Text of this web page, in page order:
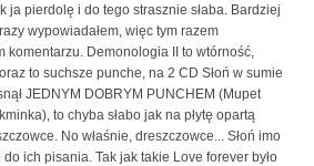
ja pierdolę i do tego strasznie słaba. Bardziej
wypowiadałem, więc tym razem
komentarzu. Demonologia II to wtórność,
to suchsze punche, na 2 CD Słoń w sumie
JEDNYM DOBRYM PUNCHEM (Mupet
to chyba słabo jak na płytę opartą
No właśnie, dreszczowce... Słoń imo
ich pisania. Tak jak takie Love forever było